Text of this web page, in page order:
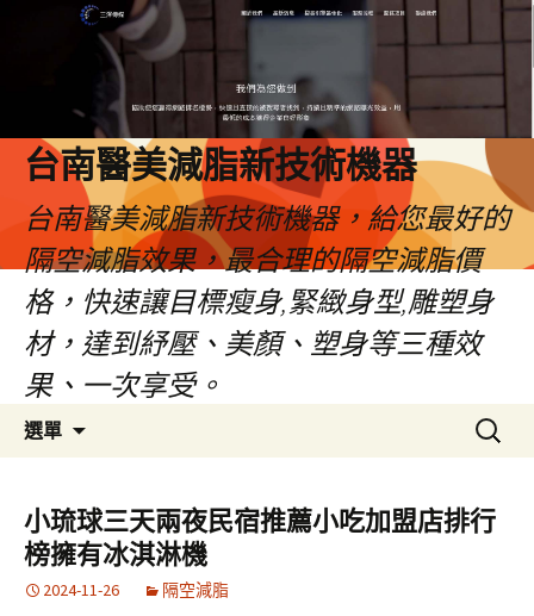
台南醫美減脂新技術機器
台南醫美減脂新技術機器，給您最好的
隔空減脂效果，最合理的隔空減脂價
格，快速讓目標瘦身,緊緻身型,雕塑身
材，達到紓壓、美顏、塑身等三種效
果、一次享受。
選單
容
搜
尋
鍵
字:
小琉球三天兩夜民宿推薦小吃加盟店排行
榜擁有冰淇淋機
2024-11-26 隔空減脂